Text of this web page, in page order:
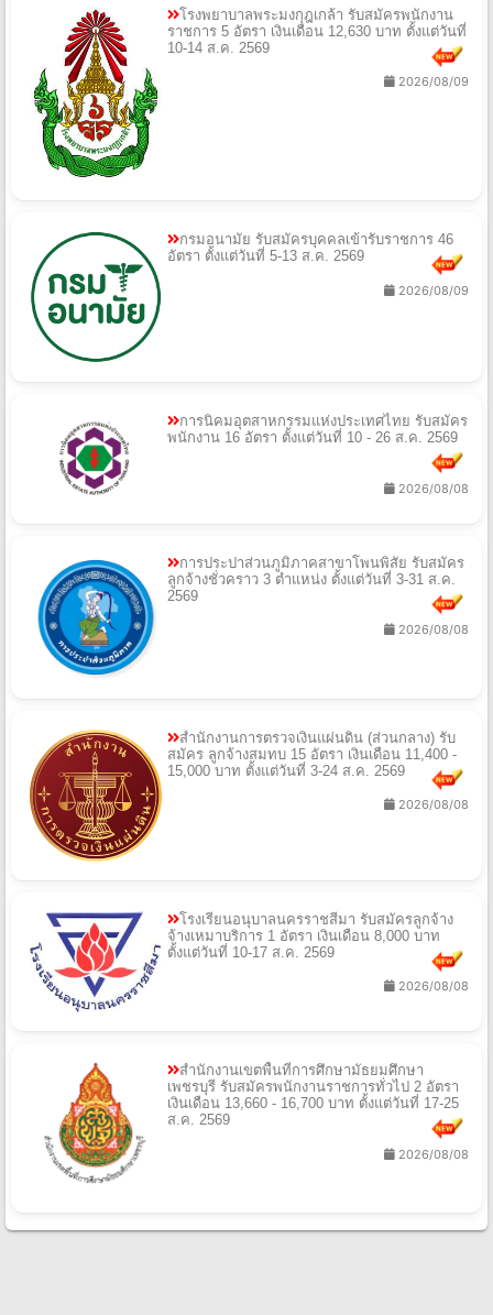
โรงพยาบาลพระมงกุฎเกล้า รับสมัครพนักงาน
ราชการ 5 อัตรา เงินเดือน 12,630 บาท ตั้งแต่วันที่
10-14 ส.ค. 2569
2026/08/09
กรมอนามัย รับสมัครบุคคลเข้ารับราชการ 46
อัตรา ตั้งแต่วันที่ 5-13 ส.ค. 2569
2026/08/09
การนิคมอุตสาหกรรมแห่งประเทศไทย รับสมัคร
พนักงาน 16 อัตรา ตั้งแต่วันที่ 10 - 26 ส.ค. 2569
2026/08/08
การประปาส่วนภูมิภาคสาขาโพนพิสัย รับสมัคร
ลูกจ้างชั่วคราว 3 ตำแหน่ง ตั้งแต่วันที่ 3-31 ส.ค.
2569
2026/08/08
สำนักงานการตรวจเงินแผ่นดิน (ส่วนกลาง) รับ
สมัคร ลูกจ้างสมทบ 15 อัตรา เงินเดือน 11,400 -
15,000 บาท ตั้งแต่วันที่ 3-24 ส.ค. 2569
2026/08/08
โรงเรียนอนุบาลนครราชสีมา รับสมัครลูกจ้าง
จ้างเหมาบริการ 1 อัตรา เงินเดือน 8,000 บาท
ตั้งแต่วันที่ 10-17 ส.ค. 2569
2026/08/08
สำนักงานเขตพื้นที่การศึกษามัธยมศึกษา
เพชรบุรี รับสมัครพนักงานราชการทั่วไป 2 อัตรา
เงินเดือน 13,660 - 16,700 บาท ตั้งแต่วันที่ 17-25
ส.ค. 2569
2026/08/08